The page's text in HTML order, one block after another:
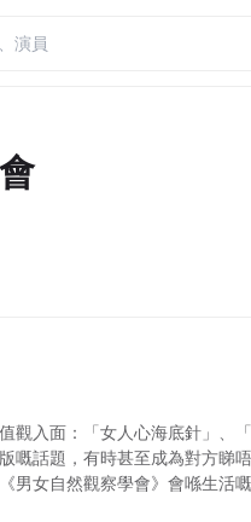
觀入面：「女人心海底針」
嘅話題，有時甚至成為對方
男女自然觀察學會》會喺生活